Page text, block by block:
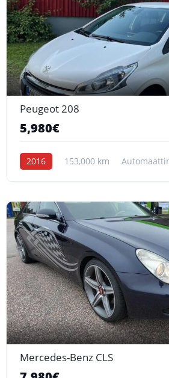
Peugeot 208
5,980€
2016 153,000 km
Mercedes-Benz CLS